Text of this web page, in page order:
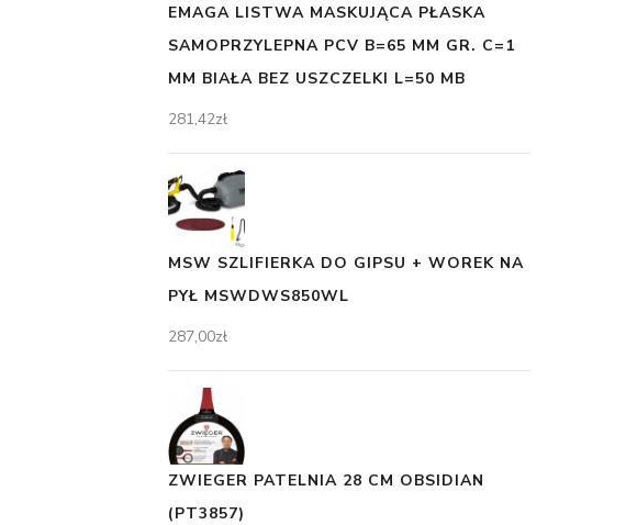
EMAGA LISTWA MASKUJĄCA PŁASKA
SAMOPRZYLEPNA PCV B=65 MM GR. C=1
MM BIAŁA BEZ USZCZELKI L=50 MB
281,42zł
MSW SZLIFIERKA DO GIPSU + WOREK NA
PYŁ MSWDWS850WL
287,00zł
ZWIEGER PATELNIA 28 CM OBSIDIAN
(PT3857)